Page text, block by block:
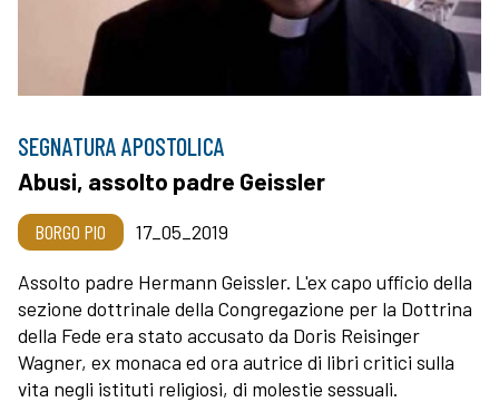
SEGNATURA APOSTOLICA
Abusi, assolto padre Geissler
BORGO PIO 17_05_2019
Assolto padre Hermann Geissler. L'ex capo ufficio della
sezione dottrinale della Congregazione per la Dottrina
della Fede era stato accusato da Doris Reisinger
Wagner, ex monaca ed ora autrice di libri critici sulla
vita negli istituti religiosi, di molestie sessuali.